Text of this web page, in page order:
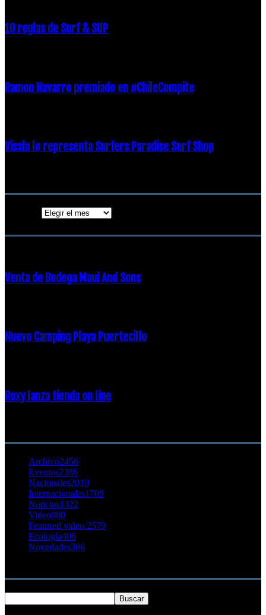
10 reglas de Surf & SUP
Ramon Navarro premiado en #ChileCompite
Vissla lo representa Surfers Paradise Surf Shop
Venta de Bodega Maui And Sons
Nuevo Camping Playa Puertecillo
Roxy lanza tienda on line
Archivo2456
Eventos2386
Nacionales2019
Internacionales1709
Noticias1322
Video880
Featured video 2579
Ecología406
Novedades366